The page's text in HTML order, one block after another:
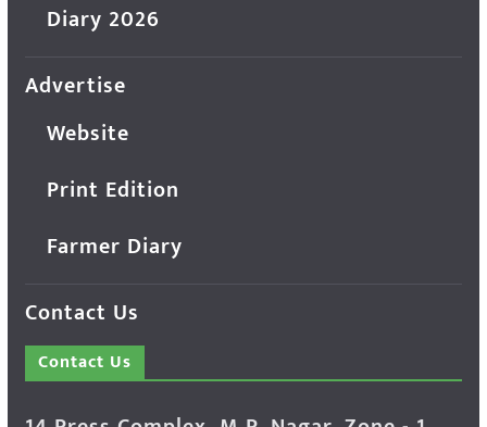
Diary 2026
Advertise
Website
Print Edition
Farmer Diary
Contact Us
Contact Us